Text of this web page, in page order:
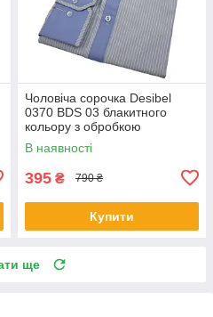
Чоловіча сорочка Desibel
0370 BDS 03 блакитного
кольору з обробкою
В наявності
395 ₴ 790 ₴
Купити
ще